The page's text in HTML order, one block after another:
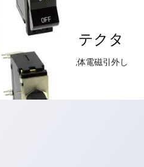
ットプロテクタ
ズにお応えする流体電磁引外し